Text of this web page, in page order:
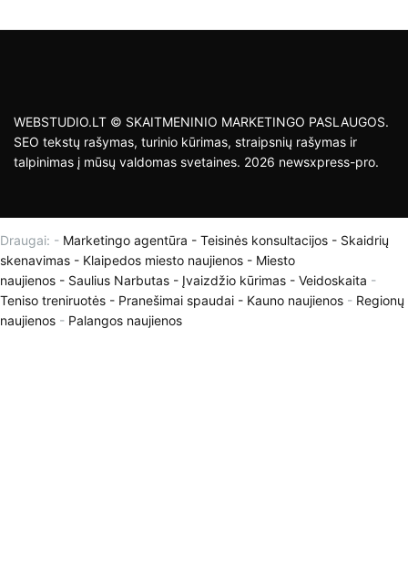
WEBSTUDIO.LT © SKAITMENINIO MARKETINGO PASLAUGOS.
SEO tekstų rašymas, turinio kūrimas, straipsnių rašymas ir
talpinimas į mūsų valdomas svetaines. 2026 newsxpress-pro.
Draugai: - Marketingo agentūra - Teisinės konsultacijos - Skaidrių
skenavimas - Klaipedos miesto naujienos - Miesto
naujienos - Saulius Narbutas - Įvaizdžio kūrimas - Veidoskaita -
Teniso treniruotės - Pranešimai spaudai - Kauno naujienos - Regionų
naujienos - Palangos naujienos